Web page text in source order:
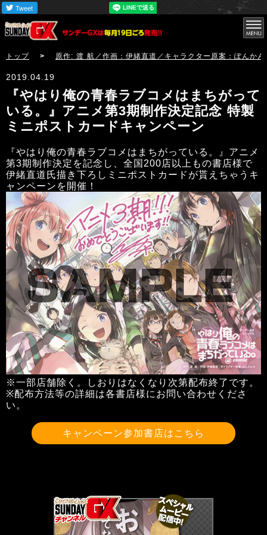
トップ > 原作: 渡 航／作画：伊緒直道／キャラクター原案：ぽんか
2019.04.19
『やはり俺の青春ラブコメはまちがって
いる。』アニメ第3期制作決定記念 特製
ミニポストカードキャンペーン
サンデーGX
『やはり俺の青春ラブコメはまちがっている。』アニメ
第3期制作決定を記念し、全国200店以上もの書店様で
伊緒直道氏描き下ろしミニポストカードが貰えちゃうキ
ャンペーンを開催！
※一部店舗除く。しおりはなくなり次第配布終了です。
※配布方法等の詳細は各書店様にお問い合わせくださ
い。
キャンペーン参加書店はこちら